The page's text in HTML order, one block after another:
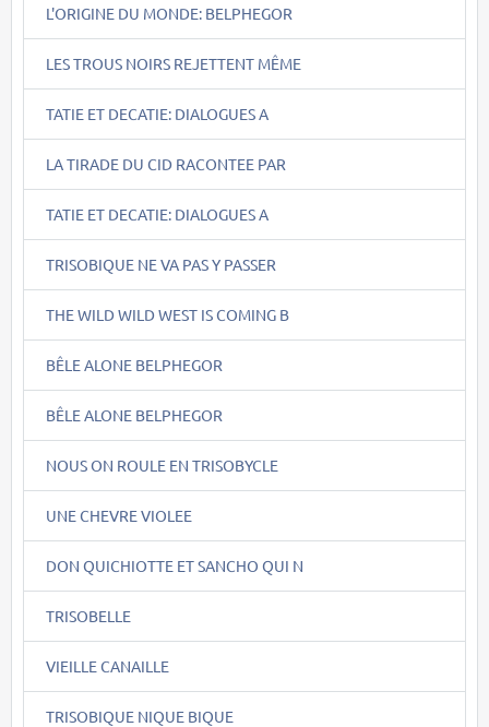
L'ORIGINE DU MONDE: BELPHEGOR
LES TROUS NOIRS REJETTENT MÊME
TATIE ET DECATIE: DIALOGUES A
LA TIRADE DU CID RACONTEE PAR
TATIE ET DECATIE: DIALOGUES A
TRISOBIQUE NE VA PAS Y PASSER
THE WILD WILD WEST IS COMING B
BÊLE ALONE BELPHEGOR
BÊLE ALONE BELPHEGOR
NOUS ON ROULE EN TRISOBYCLE
UNE CHEVRE VIOLEE
DON QUICHIOTTE ET SANCHO QUI N
TRISOBELLE
VIEILLE CANAILLE
TRISOBIQUE NIQUE BIQUE